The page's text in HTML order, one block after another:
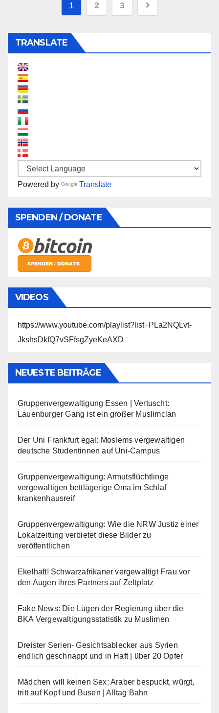
Beitragsnavigation
1 2 3
TRANSLATE
Powered by Translate
SPENDEN / DONATE
VIDEOS
https://www.youtube.com/playlist?list=PLa2NQLvt-
JkshsDkfQ7vSFfsgZyeKeAXD
NEUESTE BEITRÄGE
Gruppenvergewaltigung Essen | Vertuscht:
Lauenburger Gang ist ein großer Muslimclan
Der Uni Frankfurt egal: Moslems vergewaltigen
deutsche Studentinnen auf Uni-Campus
Gruppenvergewaltigung: Armutsflüchtlinge
vergewaltigen bettlägerige Oma im Schlaf
krankenhausreif
Gruppenvergewaltigung: Wie die NRW Justiz einer
Lokalzeitung verbietet diese Bilder zu
veröffentlichen
Ekelhaft! Schwarzafrikaner vergewaltigt Frau vor
den Augen ihres Partners auf Zeltplatz
Fake News: Die Lügen der Regierung über die
BKA Vergewaltigungsstatistik zu Muslimen
Dreister Serien- Gesichtsablecker aus Syrien
endlich geschnappt und in Haft | über 20 Opfer
Mädchen will keinen Sex: Araber bespuckt, würgt,
tritt auf Kopf und Busen | Alltag Bahn